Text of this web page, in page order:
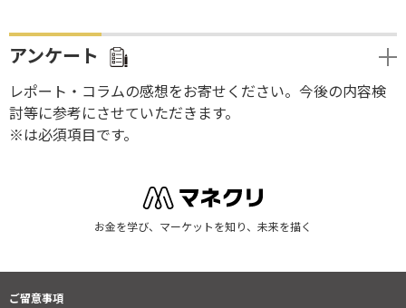
アンケート
レポート・コラムの感想をお寄せください。今後の内容検
討等に参考にさせていただきます。
※は必須項目です。
お金を学び、マーケットを知り、未来を描く
ご留意事項